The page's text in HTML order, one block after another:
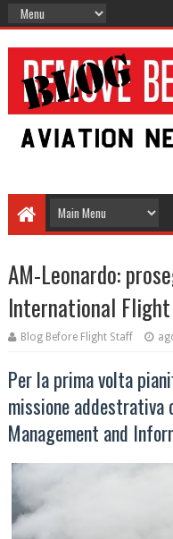
AM-Leonardo:
International
Blog Before Flight Staff
Per la prima volta
missione
Management and